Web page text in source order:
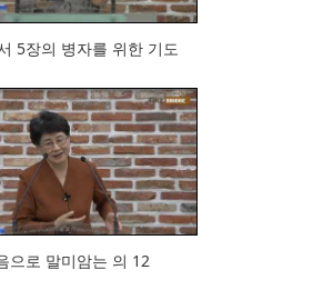
5장의 병자를 위한 기도
으로 말미암는 의 12